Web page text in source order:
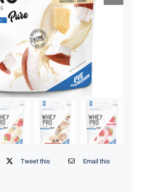
Tweet this Email this